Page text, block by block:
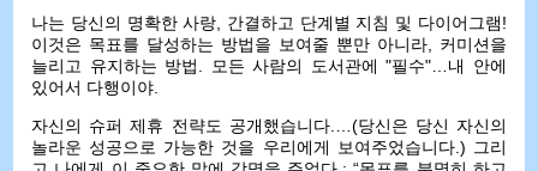
나는 당신의 명확한 사랑, 간결하고 단계별 지침 및 다이어그램!
이것은 목표를 달성하는 방법을 보여줄 뿐만 아니라, 커미션을
늘리고 유지하는 방법. 모든 사람의 도서관에 "필수"…내 안에
있어서 다행이야.
자신의 슈퍼 제휴 전략도 공개했습니다.…(당신은 당신 자신의
놀라운 성공으로 가능한 것을 우리에게 보여주었습니다.) 그리